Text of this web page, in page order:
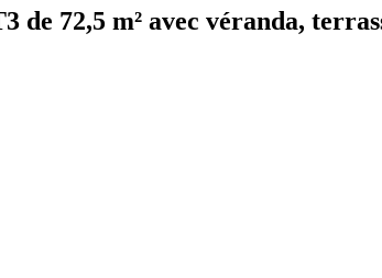
de 72,5 m² avec véranda,